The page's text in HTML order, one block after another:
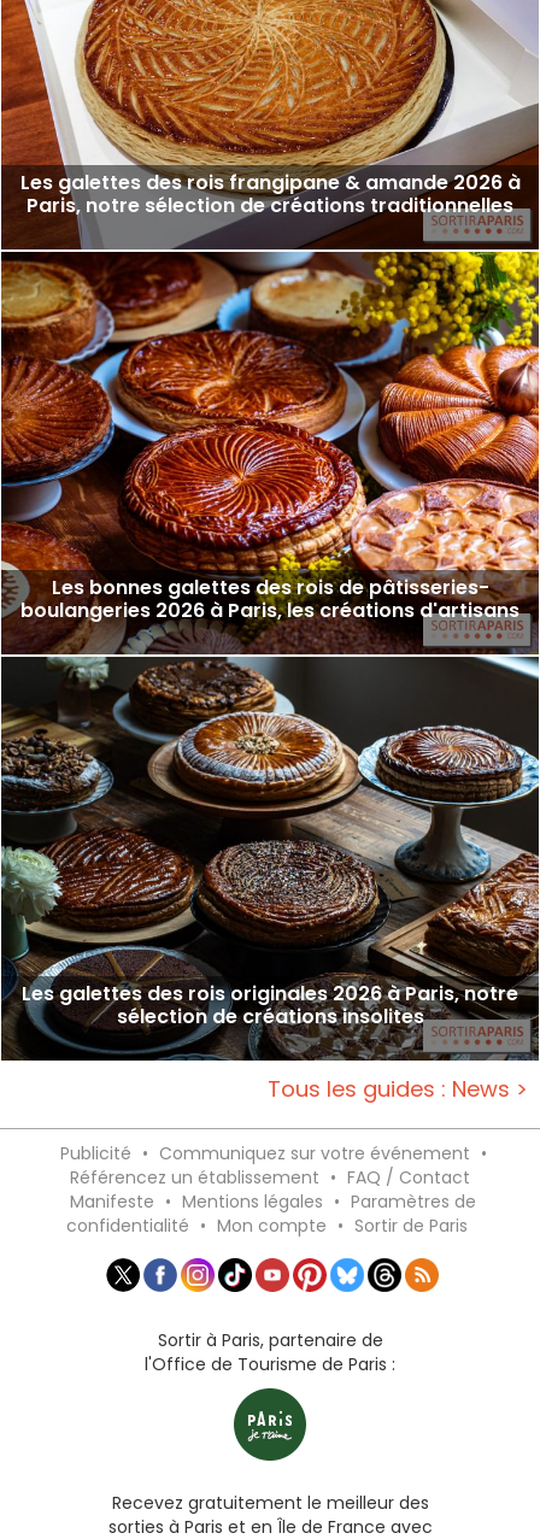
Les galettes des rois frangipane & amande 2026 à
Paris, notre sélection de créations traditionnelles
Les bonnes galettes des rois de pâtisseries-
boulangeries 2026 à Paris, les créations d'artisans
Les galettes des rois originales 2026 à Paris, notre
sélection de créations insolites
Tous les guides : News >
Publicité • Communiquez sur votre événement •
Référencez un établissement • FAQ / Contact
Manifeste • Mentions légales • Paramètres de
confidentialité • Mon compte • Sortir de Paris
Sortir à Paris, partenaire de
l'Office de Tourisme de Paris :
Recevez gratuitement le meilleur des
sorties à Paris et en Île de France avec